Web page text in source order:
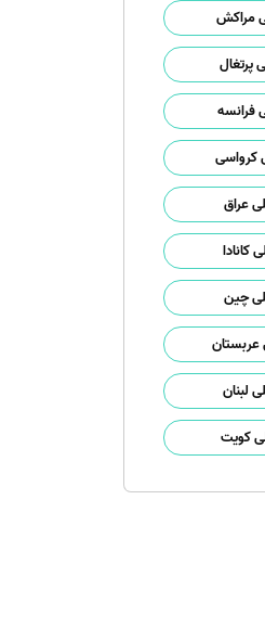
مراکش
پرتغال
فرانسه
کرواسی
عراق
کانادا
چین
لبنان
کویت